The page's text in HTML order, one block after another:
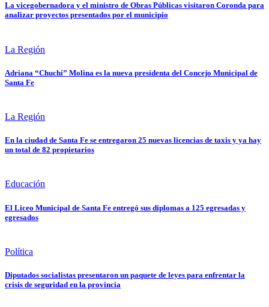
La vicegobernadora y el ministro de Obras Públicas visitaron Coronda para
analizar proyectos presentados por el municipio
La Región
Adriana “Chuchi” Molina es la nueva presidenta del Concejo Municipal de
Santa Fe
La Región
En la ciudad de Santa Fe se entregaron 25 nuevas licencias de taxis y ya hay
un total de 82 propietarios
Educación
El Liceo Municipal de Santa Fe entregó sus diplomas a 125 egresadas y
egresados
Política
Diputados socialistas presentaron un paquete de leyes para enfrentar la
crisis de seguridad en la provincia